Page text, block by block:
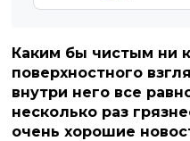
Каким бы чистым ни
поверхностного
внутри него все
несколько раз
очень хорошие